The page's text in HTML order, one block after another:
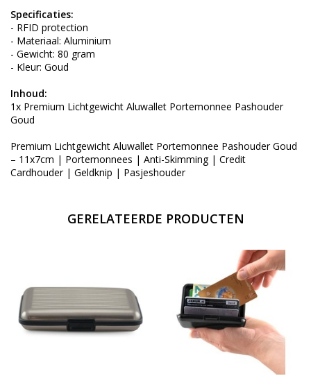
Specificaties:
- RFID protection
- Materiaal: Aluminium
- Gewicht: 80 gram
- Kleur: Goud
Inhoud:
1x Premium Lichtgewicht Aluwallet Portemonnee Pashouder
Goud
Premium Lichtgewicht Aluwallet Portemonnee Pashouder Goud
– 11x7cm | Portemonnees | Anti-Skimming | Credit
Cardhouder | Geldknip | Pasjeshouder
GERELATEERDE PRODUCTEN